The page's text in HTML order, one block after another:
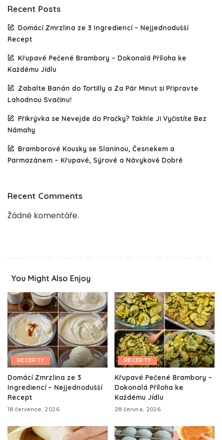
Recent Posts
Domácí Zmrzlina ze 3 Ingrediencí – Nejjednodušší
Recept
Křupavé Pečené Brambory – Dokonalá Příloha ke
Každému Jídlu
Zabalte Banán do Tortilly a Za Pár Minut si Připravte
Lahodnou Svačinu!
Přikrývka se Nevejde do Pračky? Takhle Ji Vyčistíte Bez
Námahy
Bramborové Kousky se Slaninou, Česnekem a
Parmazánem – Křupavé, Sýrové a Návykově Dobré
Recent Comments
Žádné komentáře.
You Might Also Enjoy
RECEPTY
Domácí Zmrzlina ze 3
Ingrediencí – Nejjednodušší
Recept
18 července, 2026
RECEPTY
Křupavé Pečené Brambory –
Dokonalá Příloha ke
Každému Jídlu
28 června, 2026